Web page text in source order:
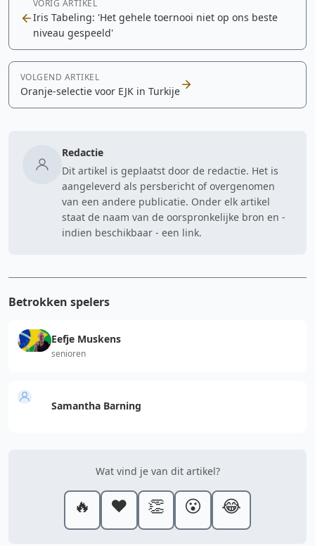
VORIG ARTIKEL
Iris Tabeling: 'Het gehele toernooi niet op ons beste
niveau gespeeld'
VOLGEND ARTIKEL
Oranje-selectie voor EJK in Turkije
Redactie
Dit artikel is geplaatst door de redactie. Het is
aangeleverd als persbericht of overgenomen
van een andere publicatie. Onder elk artikel
staat de naam van de oorspronkelijke bron en -
indien beschikbaar - een link.
Betrokken spelers
Eefje Muskens
senioren
Samantha Barning
Wat vind je van dit artikel?
🔥 ❤️ 👏 😮 😂